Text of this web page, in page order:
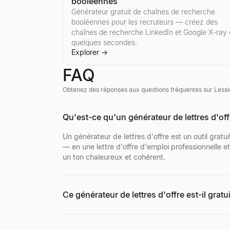
Liste d'adresses e-mail
Trouvez des listes d'adresses e-mail ciblées
Explorer→
Explorer→
Explorer→
Scanner de signaux de recrutement
Entrez une entreprise — voyez ce qu'elle
Explorer→
Explorer→
Explorer→
Générateur gratuit de chaînes de recherche
booléennes pour les recruteurs — créez des
chaînes de recherche LinkedIn et Google X-ray
quelques secondes.
Explorer →
Prévisualisez les avatars, bannières, noms
→
Explorer→
FAQ
Obtenez des réponses aux questions fréquentes sur
Qu'est-ce qu'un générateur de lettres
Un générateur de lettres d'offre est un outil
— en une lettre d'offre d'emploi professionnelle
un ton chaleureux et cohérent.
Ce générateur de lettres d'offre est-il